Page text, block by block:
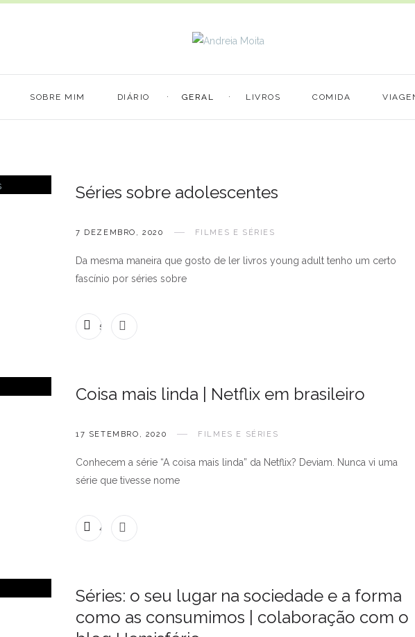
SOBRE MIM DIÁRIO GERAL LIVROS COMIDA
Séries sobre adolescentes
7 DEZEMBRO, 2020 FILMES E SÉRIES
Da mesma maneira que gosto de ler livros young adult tenho um certo
fascínio por séries sobre
5 COMENTÁRIOS
Coisa mais linda | Netflix em brasileiro
17 SETEMBRO, 2020 FILMES E SÉRIES
Conhecem a série “A coisa mais linda” da Netflix? Deviam. Nunca vi uma
série que tivesse nome
4 COMENTÁRIOS
Séries: o seu lugar na sociedade e a forma
como as consumimos | colaboração com o